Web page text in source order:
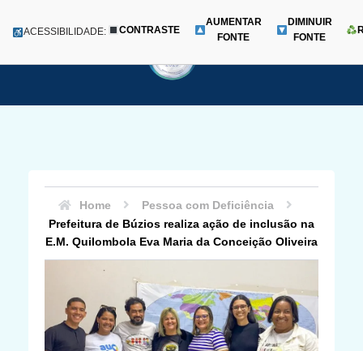
para
Menu
ACESSIBILIDADE: CONTRASTE
AUMENTAR
FONTE
DIMINUIR
FONTE
Home
Pessoa com Deficiência
Prefeitura de Búzios realiza ação de inclusão na
E.M. Quilombola Eva Maria da Conceição Oliveira